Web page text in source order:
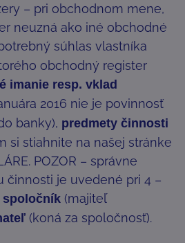
– pri obchodnom mene,
neuzná ako iné obchodné
súhlas vlastníka
obchodný register
imanie resp. vklad
2016 nie je povinnosť
banky), predmety činnosti
si stiahnite na našej stránke
POZOR – správne
činnosti je uvedené pri 4 –
spoločník (majiteľ
(koná za spoločnosť).